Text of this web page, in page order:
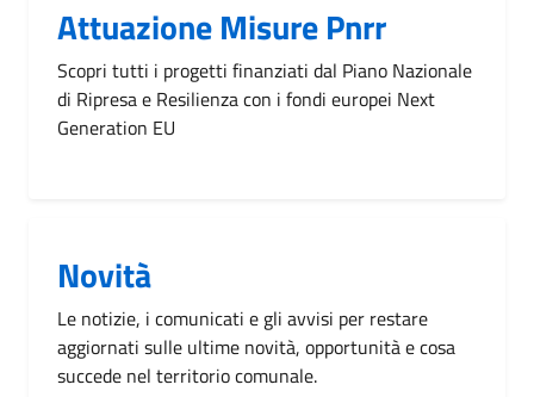
Attuazione Misure Pnrr
Scopri tutti i progetti finanziati dal Piano Nazionale
di Ripresa e Resilienza con i fondi europei Next
Generation EU
Novità
Le notizie, i comunicati e gli avvisi per restare
aggiornati sulle ultime novità, opportunità e cosa
succede nel territorio comunale.